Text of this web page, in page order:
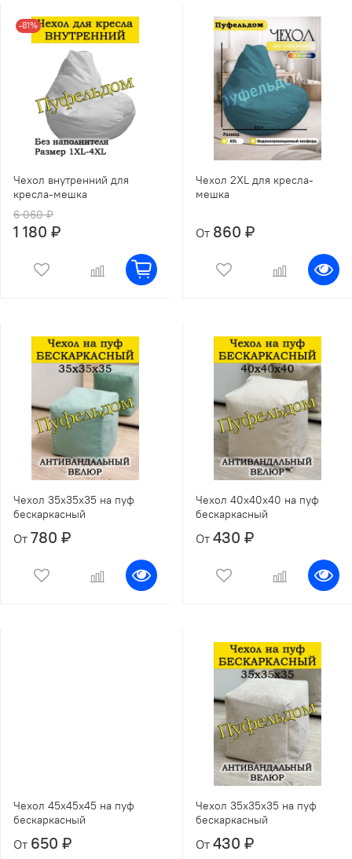
-81%
Чехол внутренний для
кресла-мешка
6 060 ₽
1 180 ₽
Чехол 2XL для кресла-
мешка
От 860 ₽
Чехол 35х35х35 на пуф
бескаркасный
От 780 ₽
Чехол 40х40х40 на пуф
бескаркасный
От 430 ₽
Чехол 45х45х45 на пуф
бескаркасный
От 650 ₽
Чехол 35х35х35 на пуф
бескаркасный
От 430 ₽